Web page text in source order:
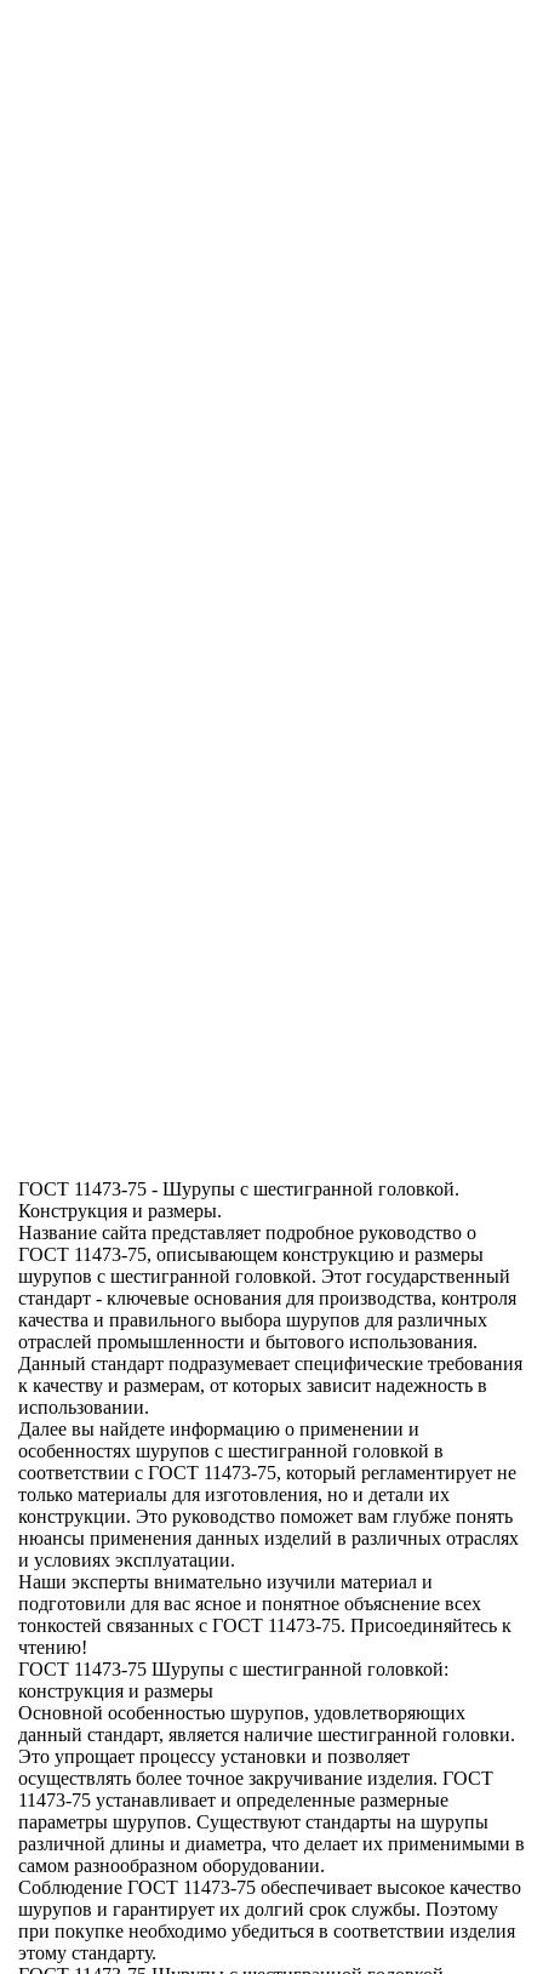
ГОСТ 11473-75 - Шурупы с шестигранной головкой.
Конструкция и размеры.
Название сайта представляет подробное руководство о
ГОСТ 11473-75, описывающем конструкцию и размеры
шурупов с шестигранной головкой. Этот государственный
стандарт - ключевые основания для производства, контроля
качества и правильного выбора шурупов для различных
отраслей промышленности и бытового использования.
Данный стандарт подразумевает специфические требования
к качеству и размерам, от которых зависит надежность в
использовании.
Далее вы найдете информацию о применении и
особенностях шурупов с шестигранной головкой в
соответствии с ГОСТ 11473-75, который регламентирует не
только материалы для изготовления, но и детали их
конструкции. Это руководство поможет вам глубже понять
нюансы применения данных изделий в различных отраслях
и условиях эксплуатации.
Наши эксперты внимательно изучили материал и
подготовили для вас ясное и понятное объяснение всех
тонкостей связанных с ГОСТ 11473-75. Присоединяйтесь к
чтению!
ГОСТ 11473-75 Шурупы с шестигранной головкой:
конструкция и размеры
Основной особенностью шурупов, удовлетворяющих
данный стандарт, является наличие шестигранной головки.
Это упрощает процессу установки и позволяет
осуществлять более точное закручивание изделия. ГОСТ
11473-75 устанавливает и определенные размерные
параметры шурупов. Существуют стандарты на шурупы
различной длины и диаметра, что делает их применимыми в
самом разнообразном оборудовании.
Соблюдение ГОСТ 11473-75 обеспечивает высокое качество
шурупов и гарантирует их долгий срок службы. Поэтому
при покупке необходимо убедиться в соответствии изделия
этому стандарту.